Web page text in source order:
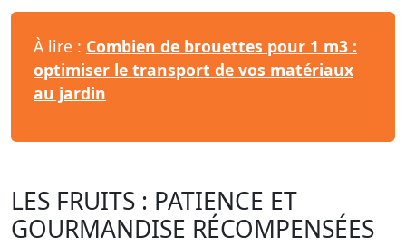
À lire : Combien de brouettes pour 1 m3 :
optimiser le transport de vos matériaux
au jardin
LES FRUITS : PATIENCE ET
GOURMANDISE RÉCOMPENSÉES